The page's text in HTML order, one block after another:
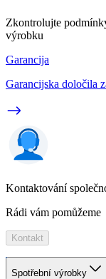
Zkontrolujte
výrobku
Garancija
Garancijska določila
Kontaktování
Rádi vám pomůžeme
Kontakt
Spotřební výrobky